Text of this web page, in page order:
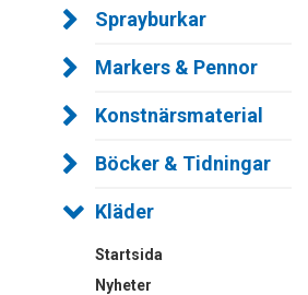
Sprayburkar
Markers & Pennor
Konstnärsmaterial
Böcker & Tidningar
Kläder
Startsida
Nyheter